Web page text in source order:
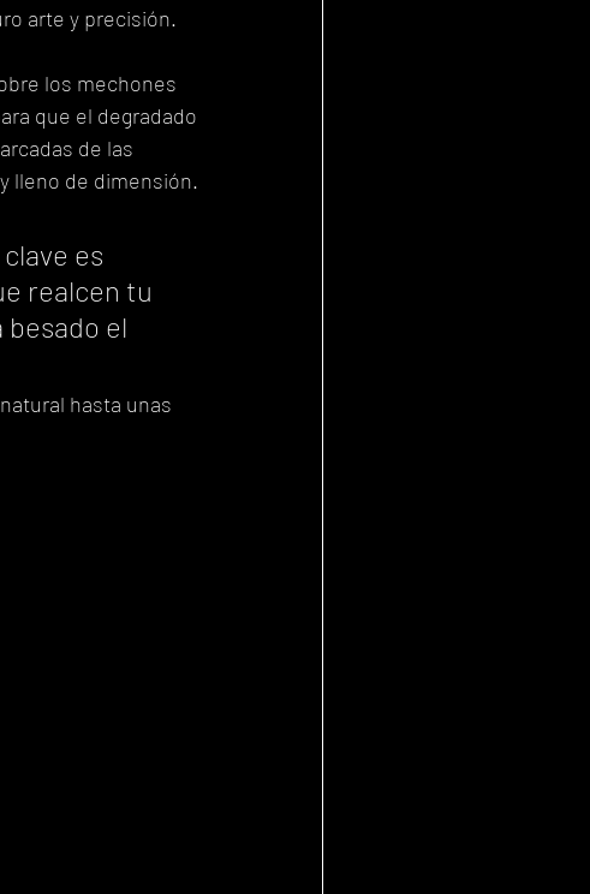
arte y precisión.
los mechones
que el degradado
de las
lleno de dimensión.
es
realcen tu
el
hasta unas